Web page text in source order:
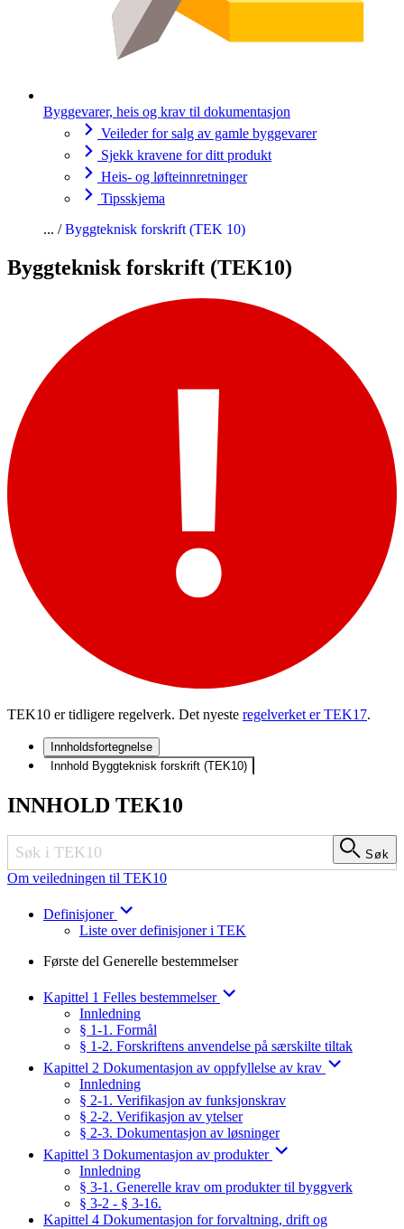
Byggevarer, heis og krav til dokumentasjon
Veileder for salg av gamle byggevarer
Sjekk kravene for ditt produkt
Heis- og løfteinnretninger
Tipsskjema
Byggteknisk forskrift (TEK 10)
Byggteknisk forskrift (TEK10)
TEK10 er tidligere regelverk. Det nyeste regelverket er TEK17.
Innholdsfortegnelse
Innhold Byggteknisk forskrift (TEK10)
INNHOLD TEK10
Søk
Om veiledningen til TEK10
Definisjoner
Liste over definisjoner i TEK
Første del Generelle bestemmelser
Kapittel 1 Felles bestemmelser
Innledning
§ 1-1. Formål
§ 1-2. Forskriftens anvendelse på særskilte tiltak
Kapittel 2 Dokumentasjon av oppfyllelse av krav
Innledning
§ 2-1. Verifikasjon av funksjonskrav
§ 2-2. Verifikasjon av ytelser
§ 2-3. Dokumentasjon av løsninger
Kapittel 3 Dokumentasjon av produkter
Innledning
§ 3-1. Generelle krav om produkter til byggverk
§ 3-2 - § 3-16.
Kapittel 4 Dokumentasjon for forvaltning, drift og